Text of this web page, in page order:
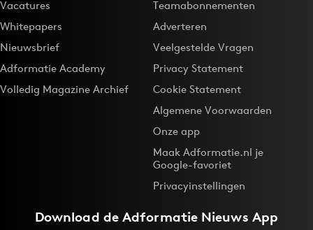
Vacatures
Whitepapers
Nieuwsbrief
Adformatie Academy
Volledig Magazine Archief
Teamabonnementen
Adverteren
Veelgestelde Vragen
Privacy Statement
Cookie Statement
Algemene Voorwaarden
Onze app
Maak Adformatie.nl je
Google-favoriet
Privacyinstellingen
Download deAdformatie Nieuws App